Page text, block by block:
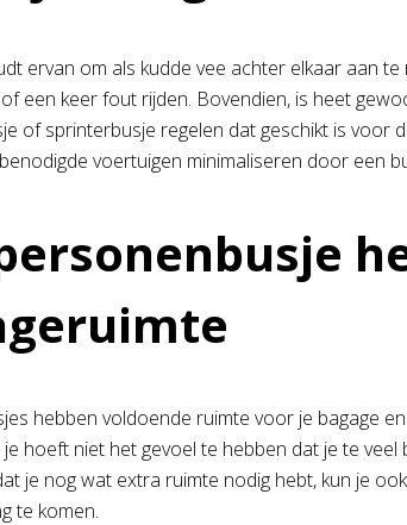
ervan om als kudde vee achter elkaar aan
een keer fout rijden. Bovendien, is heet
of sprinterbusje regelen dat geschikt is voor
voertuigen minimaliseren door een
hebben voldoende ruimte voor je bagage
hoeft niet het gevoel te hebben dat je te
je nog wat extra ruimte nodig hebt, kun je
te komen.